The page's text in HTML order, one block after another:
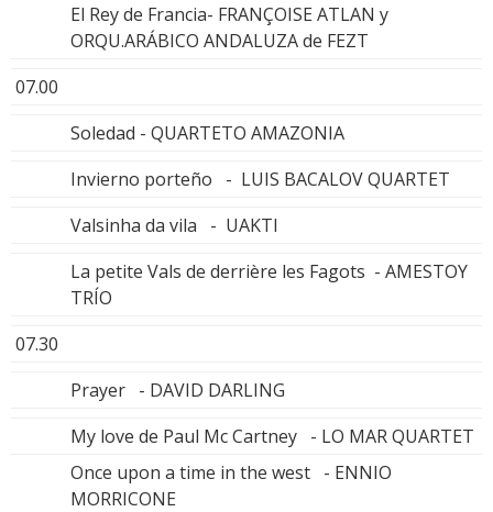
El Rey de Francia- FRANÇOISE ATLAN y
ORQU.ARÁBICO ANDALUZA de FEZT
07.00
Soledad - QUARTETO AMAZONIA
Invierno porteño - LUIS BACALOV QUARTET
Valsinha da vila - UAKTI
La petite Vals de derrière les Fagots - AMESTOY
TRÍO
07.30
Prayer - DAVID DARLING
My love de Paul Mc Cartney - LO MAR QUARTET
Once upon a time in the west - ENNIO
MORRICONE